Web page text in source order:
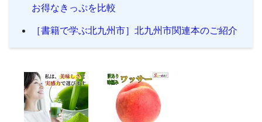
お得なきっぷを比較
［書籍で学ぶ北九州市］北九州市関連本のご紹介